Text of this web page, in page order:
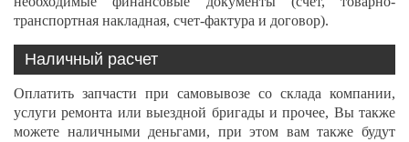
транспортная накладная, счет-фактура и договор).
Наличный расчет
Оплатить запчасти при самовывозе со склада компании,
услуги ремонта или выездной бригады и прочее, Вы также
можете наличными деньгами, при этом вам также будут